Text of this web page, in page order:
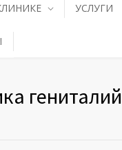
УСЛУГИ
гениталий